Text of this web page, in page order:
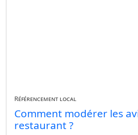
Référencement local
Comment modérer les
restaurant ?